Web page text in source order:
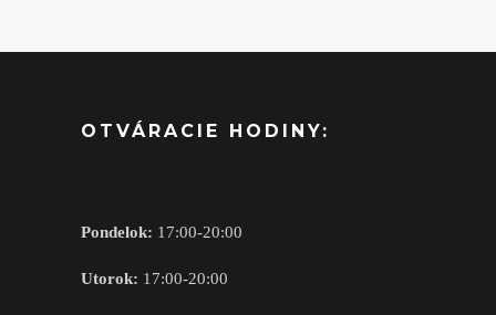
OTVÁRACIE HODINY:
Pondelok: 17:00-20:00
Utorok: 17:00-20:00